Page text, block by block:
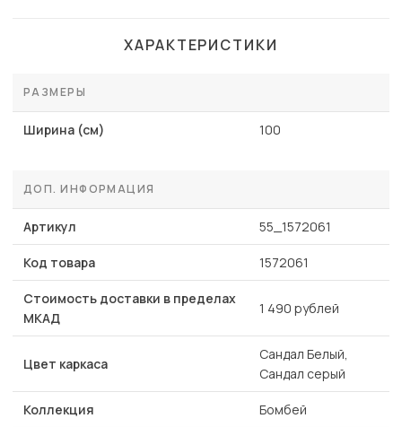
ХАРАКТЕРИСТИКИ
РАЗМЕРЫ
Ширина (см) 100
ДОП. ИНФОРМАЦИЯ
Артикул 55_1572061
Код товара 1572061
Стоимость доставки в пределах
МКАД
1 490 рублей
Цвет каркаса
Сандал Белый,
Сандал серый
Коллекция Бомбей